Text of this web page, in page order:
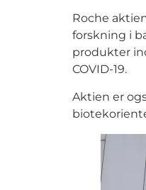
Roche
forskning i
produkter
COVID-19.
Aktien er